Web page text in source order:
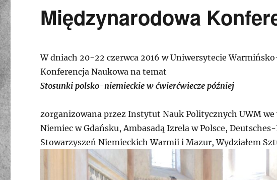
Międzynarodowa
W dniach 20-22 czerwca 2016 w Uniwersytecie
Konferencja Naukowa na temat
Stosunki polsko-niemieckie w ćwierćwiecze później
zorganizowana przez Instytut Nauk Politycznych UWM
Niemiec w Gdańsku, Ambasadą Izrela w Polsce,
Stowarzyszeń Niemieckich Warmii i Mazur, Wydziałem